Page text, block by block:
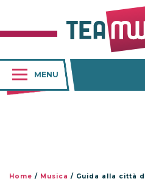
MENU
Home / Musica / Guida alla città di Londra per i